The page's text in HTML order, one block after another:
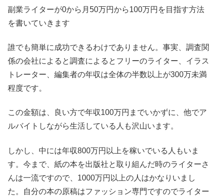
副業ライターが0から月50万円から100万円を目指す方法
を書いていきます
誰でも簡単に成功できるわけでありません。事実、調査関
係の会社によると調査によるとフリーのライター、イラス
トレーター、編集者の年収は全体の半数以上が300万未満
程度です。
この金額は、良い方で年収100万円までいかずに、他でア
ルバイトしながら生活している人も沢山います。
しかし、中には年収800万円以上を稼いでいる人もいま
す。今まで、紙の本を出版社と取り組んだ時のライターさ
んは一流ですので、1000万円以上の人はかなりいまし
た。自分の本の原稿はファッション専門ですのでライター